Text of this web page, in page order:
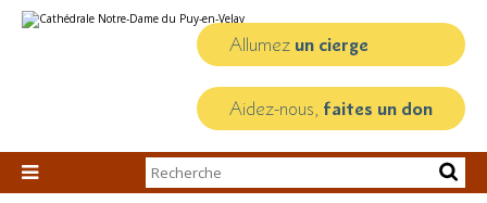
au
personnels
Allumez un cierge
Aidez-nous, faites un don

Chercher par
Recherche